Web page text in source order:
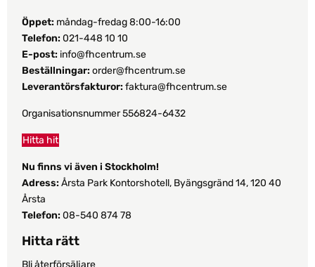
Öppet: måndag-fredag 8:00-16:00
Telefon:021-448 10 10
E-post: info@fhcentrum.se
Beställningar: order@fhcentrum.se
Leverantörsfakturor: faktura@fhcentrum.se
Organisationsnummer 556824-6432
Hitta hit
Nu finns vi även i Stockholm!
Adress: Årsta Park Kontorshotell, Byängsgränd 14, 120 40
Årsta
Telefon: 08-540 874 78
Hitta rätt
Bli återförsäljare